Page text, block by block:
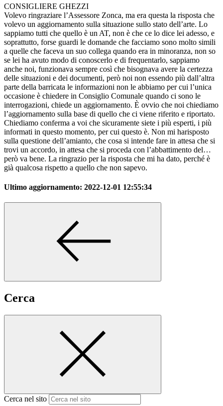
CONSIGLIERE GHEZZI
Volevo ringraziare l’Assessore Zonca, ma era questa la risposta che
volevo un aggiornamento sulla situazione sullo stato dell’arte. Lo
sappiamo tutti che quello è un AT, non è che ce lo dice lei adesso, e
soprattutto, forse guardi le domande che facciamo sono molto simili
a quelle che faceva un suo collega quando era in minoranza, non so
se lei ha avuto modo di conoscerlo e di frequentarlo, sappiamo
anche noi, funzionava sempre così che bisognava avere la certezza
delle situazioni e dei documenti, però noi non essendo più dall’altra
parte della barricata le informazioni non le abbiamo per cui l’unica
occasione è chiedere in Consiglio Comunale quando ci sono le
interrogazioni, chiede un aggiornamento. È ovvio che noi chiediamo
l’aggiornamento sulla base di quello che ci viene riferito e riportato.
Chiediamo conferma a voi che sicuramente siete i più esperti, i più
informati in questo momento, per cui questo è. Non mi harisposto
sulla questione dell’amianto, che cosa si intende fare in attesa che si
trovi un accordo, in attesa che si proceda con l’abbattimento del…
però va bene. La ringrazio per la risposta che mi ha dato, perché è
già qualcosa rispetto a quello che non sapevo.
Ultimo aggiornamento: 2022-12-01 12:55:34
Cerca
Cerca nel sito